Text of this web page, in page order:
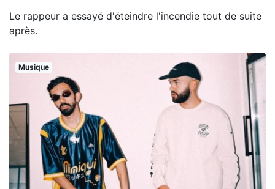
Le rappeur a essayé d'éteindre l'incendie tout de suite
après.
Musique